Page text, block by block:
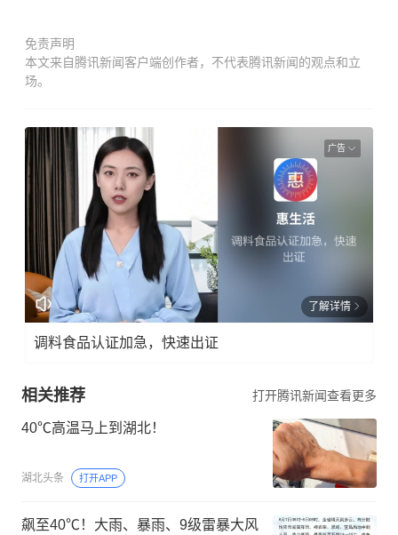
免责声明
本文来自腾讯新闻客户端创作者，不代表腾讯新闻的观点和立
场。
广告
了解详情
调料食品认证加急，快速出证
相关推荐 打开腾讯新闻查看更多
40℃高温马上到湖北！
湖北头条 打开APP
飙至40℃！大雨、暴雨、9级雷暴大风